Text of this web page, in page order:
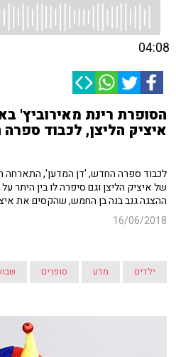
04:08
הסופרת רינת מאירוביץ'
איציק הליצן, לכבוד
לכבוד ספרה החדש, 'דן המדען', התארחה
של איציק הליצן וגם סיפרה לו בין היתר
ההצגה גנב בנה בן החמש, שהקסים את
16/06/2018
ילדים מדע סופרים